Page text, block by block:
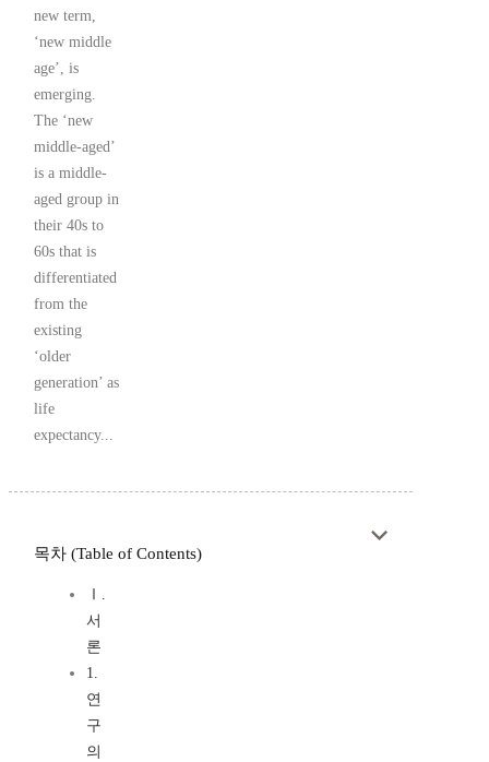
new term,
‘new middle
age’, is
emerging.
The ‘new
middle-aged’
is a middle-
aged group in
their 40s to
60s that is
differentiated
from the
existing
‘older
generation’ as
life
expectancy...
목차 (Table of Contents)
Ⅰ.
서
론
1.
연
구
의